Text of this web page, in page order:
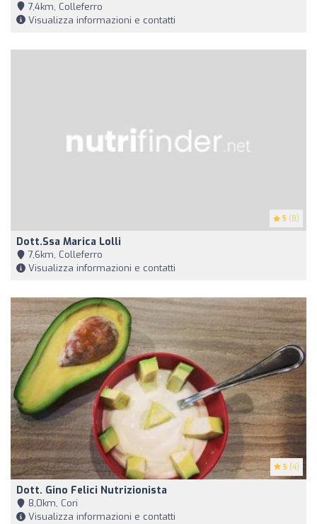
7,4km, Colleferro
Visualizza informazioni e contatti
5 (8)
Dott.ssa Marica Lolli
7,6km, Colleferro
Visualizza informazioni e contatti
5 (4)
Dott. Gino Felici Nutrizionista
8,0km, Cori
Visualizza informazioni e contatti